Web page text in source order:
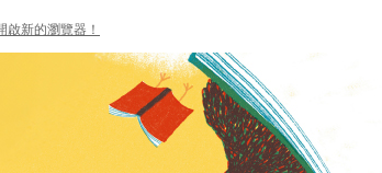
新的瀏覽器！